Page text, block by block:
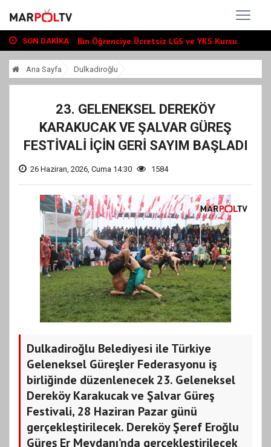
SON DAKIKA:
Bin Öğrenciye Ücretsiz LGS ve YKS Kursu...
“Tour Of Kahramanmaraş” Uluslararası Yol...
Ana Sayfa Dulkadiroğlu
23. GELENEKSEL DEREKÖY
KARAKUCAK VE ŞALVAR GÜREŞ
FESTİVALİ İÇİN GERİ SAYIM BAŞLADI
26 Haziran, 2026, Cuma 14:30 1584
Dulkadiroğlu Belediyesi ile Türkiye
Geleneksel Güreşler Federasyonu iş
birliğinde düzenlenecek 23. Geleneksel
Dereköy Karakucak ve Şalvar Güreş
Festivali, 28 Haziran Pazar günü
gerçekleştirilecek. Dereköy Şeref Eroğlu
Güreş Er Meydanı’nda gerçekleştirilecek